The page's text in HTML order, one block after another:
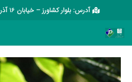
آدرس: بلوار کشاورز – خیابان 16 آذر – خیابان پور سینا – کوچه عنایت